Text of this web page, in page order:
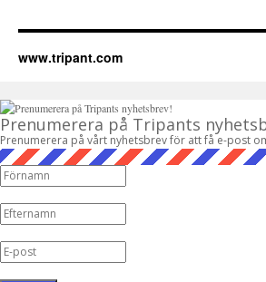
www.tripant.com
Prenumerera på Tripants
Prenumerera på vårt nyhetsbrev för att få e-post